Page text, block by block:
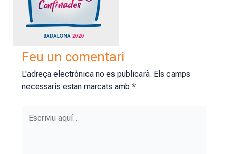
Feu un comentari
L'adreça electrònica no es publicarà. Els camps
necessaris estan marcats amb *
aquí…